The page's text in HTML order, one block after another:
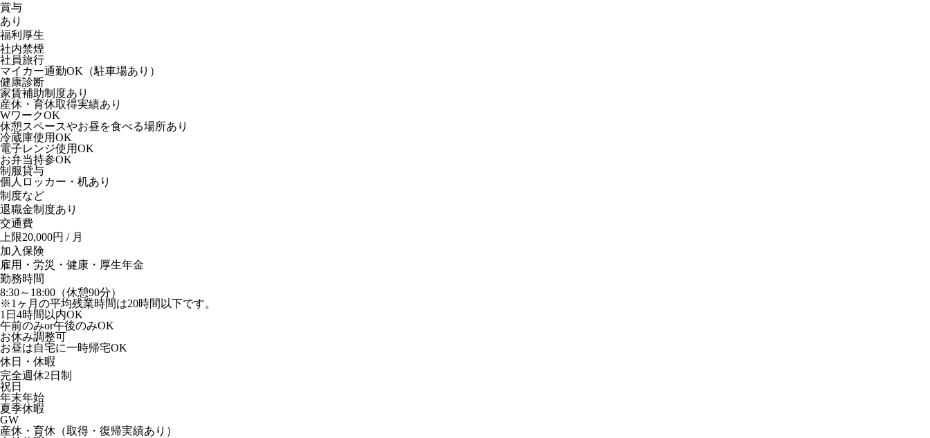
賞与
あり
福利厚生
社内禁煙
社員旅行
マイカー通勤OK（駐車場あり）
健康診断
家賃補助制度あり
産休・育休取得実績あり
WワークOK
休憩スペースやお昼を食べる場所あり
冷蔵庫使用OK
電子レンジ使用OK
お弁当持参OK
制服貸与
個人ロッカー・机あり
制度など
退職金制度あり
交通費
上限20,000円 / 月
加入保険
雇用・労災・健康・厚生年金
勤務時間
8:30～18:00（休憩90分）
※1ヶ月の平均残業時間は20時間以下です。
1日4時間以内OK
午前のみor午後のみOK
お休み調整可
お昼は自宅に一時帰宅OK
休日・休暇
完全週休2日制
祝日
年末年始
夏季休暇
GW
産休・育休（取得・復帰実績あり）